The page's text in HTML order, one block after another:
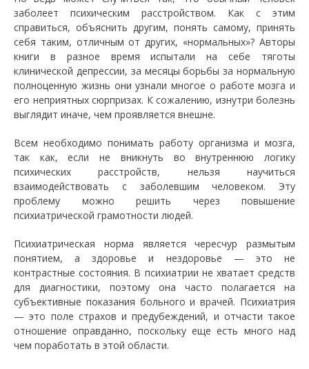
заболеет психическим расстройством. Как с этим
справиться, объяснить другим, понять самому, принять
себя таким, отличным от других, «нормальных»? Авторы
книги в разное время испытали на себе тяготы
клинической депрессии, за месяцы борьбы за нормальную
полноценную жизнь они узнали многое о работе мозга и
его неприятных сюрпризах. К сожалению, изнутри болезнь
выглядит иначе, чем проявляется внешне.
Всем необходимо понимать работу организма и мозга,
так как, если не вникнуть во внутреннюю логику
психических расстройств, нельзя научиться
взаимодействовать с заболевшим человеком. Эту
проблему можно решить через повышение
психиатрической грамотности людей.
Психиатрическая норма является чересчур размытым
понятием, а здоровье и нездоровье — это не
контрастные состояния. В психиатрии не хватает средств
для диагностики, поэтому она часто полагается на
субъективные показания больного и врачей. Психиатрия
— это поле страхов и предубеждений, и отчасти такое
отношение оправданно, поскольку еще есть много над
чем поработать в этой области.